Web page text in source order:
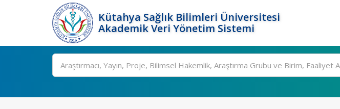
Kütahya Sağlık Bilimleri Üniversitesi
Akademik Veri Yönetim Sistemi
Ara